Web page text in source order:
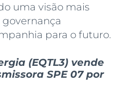
uma visão mais
para o futuro.
(EQTL3) vende
SPE 07 por